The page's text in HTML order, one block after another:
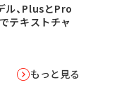
ル、PlusとPro
テキストチャ
もっと見る